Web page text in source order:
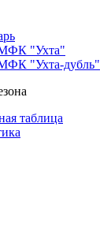
"Ухта"
"Ухта-дубль"
таблица